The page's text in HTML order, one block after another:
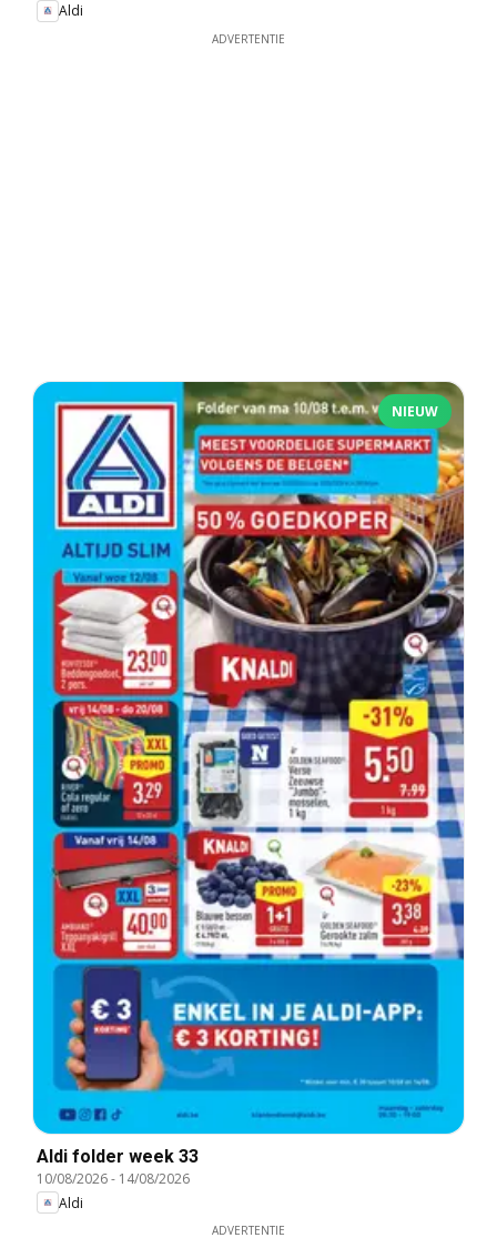
Aldi
ADVERTENTIE
NIEUW
Aldi folder week 33
10/08/2026- 14/08/2026
Aldi
ADVERTENTIE